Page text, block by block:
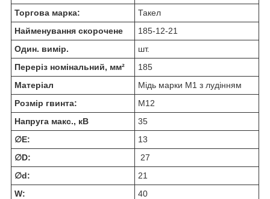
Торгова марка:
Такел
Найменування скорочене
185-12-21
Один. вимір.
шт.
Переріз номінальний, мм²
185
Матеріал
Мідь марки М1 з лудінням
Розмір гвинта:
М12
Напруга макс., кВ
35
∅E:
13
∅D:
27
∅d:
21
W:
40